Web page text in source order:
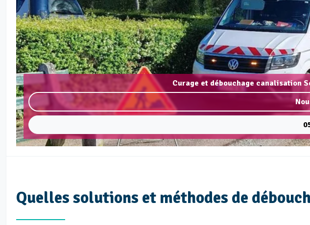
Curage et débouchage canalisation
Quelles solutions et méthodes de